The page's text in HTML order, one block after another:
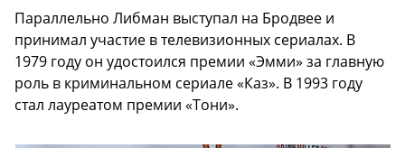
Параллельно Либман выступал на Бродвее и
принимал участие в телевизионных сериалах. В
1979 году он удостоился премии «Эмми» за главную
роль в криминальном сериале «Каз». В 1993 году
стал лауреатом премии «Тони».